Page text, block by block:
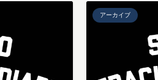
アーカイブ